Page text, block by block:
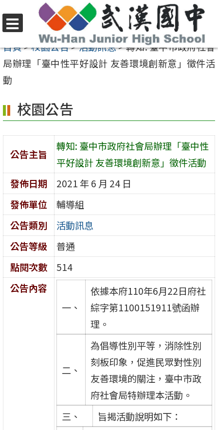
至
要
內
區
選
單
首頁>校園公告>活動訊息>轉知: 臺中市政府社會
局辦理「臺中性平好設計 友善環境創新意」徵件活
動
校園公告
公告主旨
轉知: 臺中市政府社會局辦理「臺中性
平好設計 友善環境創新意」徵件活動
發佈日期
2021 年 6 月 24 日
發佈單位
輔導組
公告類別
活動訊息
公告等級
普通
點閱次數
514
公告內容
一、
依據本府110年6月22日府社
綜字第1100151911號函辦
理。
二、
為倡導性別平等，消除性別
刻板印象，促進民眾對性別
友善環境的關注，臺中市政
府社會局特辦理本活動。
三、
旨揭活動說明如下：